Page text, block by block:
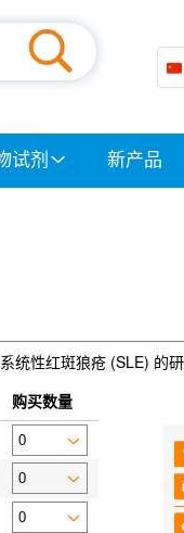
试剂 新产品
性红斑狼疮 (SLE) 的研
购买数量